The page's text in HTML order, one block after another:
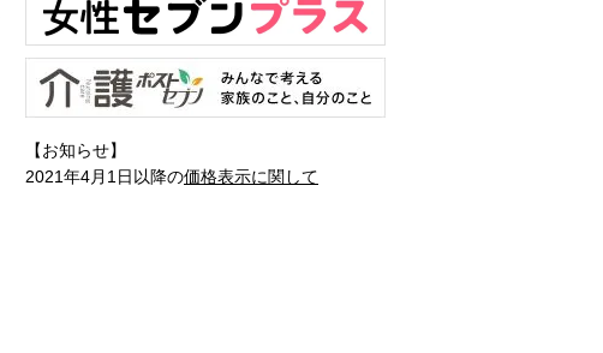
【お知らせ】
2021年4月1日以降の価格表示に関して